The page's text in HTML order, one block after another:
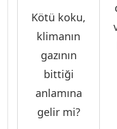
Kötü koku,
klimanın
gazının
bittiği
anlamına
gelir mi?